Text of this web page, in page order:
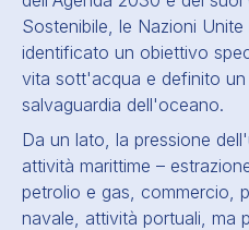
Sostenibile, le Nazioni
identificato un obiettivo
vita sott'acqua e definito
salvaguardia dell'oceano.
Da un lato, la pressione
attività marittime –
petrolio e gas, commercio,
navale, attività portuali, ma